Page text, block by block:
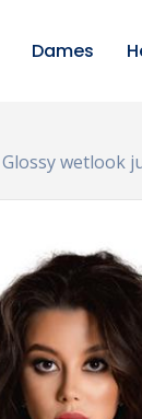
Dames
Glossy wetlook